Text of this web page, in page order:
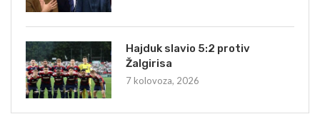
Hajduk slavio 5:2 protiv
Žalgirisa
7 kolovoza, 2026